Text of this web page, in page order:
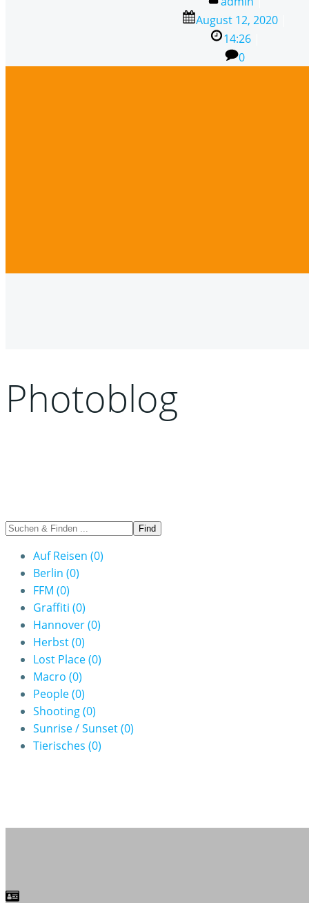
August 12, 2020
14:26
0
Photoblog
Auf Reisen (0)
Berlin (0)
FFM (0)
Graffiti (0)
Hannover(0)
Herbst(0)
Lost Place(0)
Macro (0)
People(0)
Shooting(0)
Sunrise / Sunset(0)
Tierisches (0)